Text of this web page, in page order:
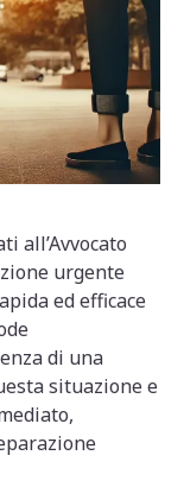
all’Avvocato
urgente
ed efficace
di una
situazione e